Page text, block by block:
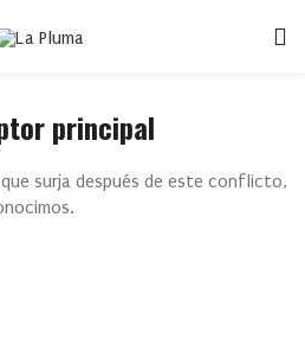
principal
surja después de este conflicto,